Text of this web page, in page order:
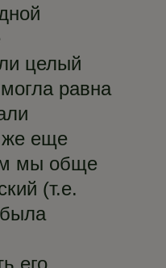
целый
равна
же еще
мы обще
(т.е.
его